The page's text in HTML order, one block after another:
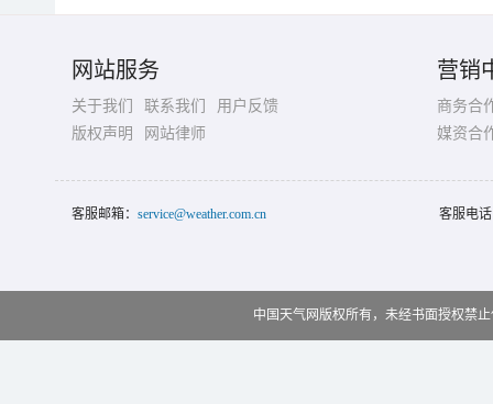
网站服务
关于我们 联系我们
用户反馈
版权声明
网站律师
营销
商务合
媒资合
客服邮箱： service@weather.com.cn 客服电
中国天气网版权所有，未经书面授权